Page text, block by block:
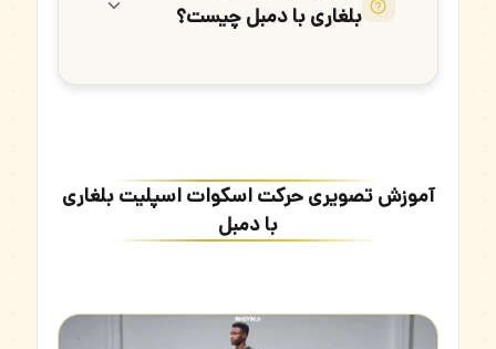
بلغاری با دمبل چیست؟
آموزش تصویری حرکت اسکوات اسپلیت بلغاری
با دمبل